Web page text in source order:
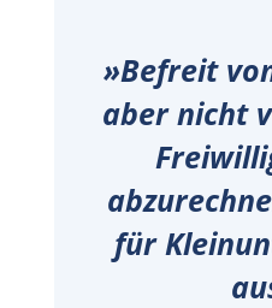
»Befreit
aber nicht
für